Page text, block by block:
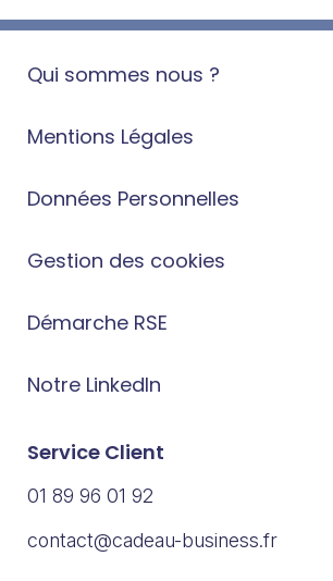
Qui sommes nous ?
Mentions Légales
Données Personnelles
Gestion des cookies
Démarche RSE
Notre LinkedIn
Service Client
01 89 96 01 92
contact@cadeau-business.fr